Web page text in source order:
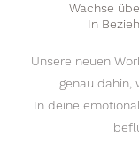
Wachse
In
Unsere neuen
genau dahin,
In deine